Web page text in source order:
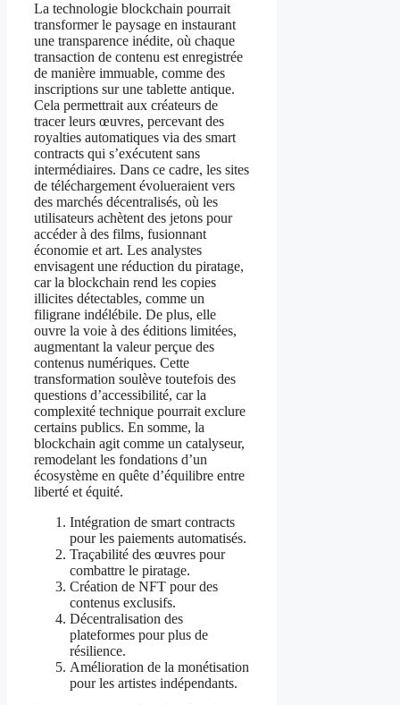
La technologie blockchain pourrait
transformer le paysage en instaurant
une transparence inédite, où chaque
transaction de contenu est enregistrée
de manière immuable, comme des
inscriptions sur une tablette antique.
Cela permettrait aux créateurs de
tracer leurs œuvres, percevant des
royalties automatiques via des smart
contracts qui s’exécutent sans
intermédiaires. Dans ce cadre, les sites
de téléchargement évolueraient vers
des marchés décentralisés, où les
utilisateurs achètent des jetons pour
accéder à des films, fusionnant
économie et art. Les analystes
envisagent une réduction du piratage,
car la blockchain rend les copies
illicites détectables, comme un
filigrane indélébile. De plus, elle
ouvre la voie à des éditions limitées,
augmentant la valeur perçue des
contenus numériques. Cette
transformation soulève toutefois des
questions d’accessibilité, car la
complexité technique pourrait exclure
certains publics. En somme, la
blockchain agit comme un catalyseur,
remodelant les fondations d’un
écosystème en quête d’équilibre entre
liberté et équité.
Intégration de smart contracts
pour les paiements automatisés.
Traçabilité des œuvres pour
combattre le piratage.
Création de NFT pour des
contenus exclusifs.
Décentralisation des
plateformes pour plus de
résilience.
Amélioration de la monétisation
pour les artistes indépendants.